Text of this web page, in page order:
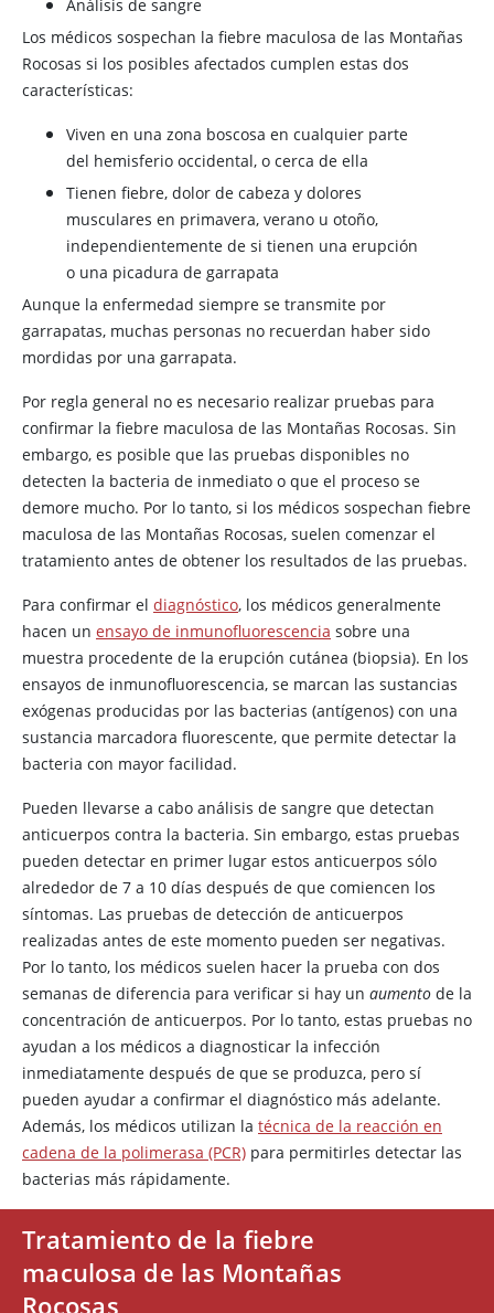
Análisis de sangre
Los médicos sospechan la fiebre maculosa de las Montañas
Rocosas si los posibles afectados cumplen estas dos
características:
Viven en una zona boscosa en cualquier parte
del hemisferio occidental, o cerca de ella
Tienen fiebre, dolor de cabeza y dolores
musculares en primavera, verano u otoño,
independientemente de si tienen una erupción
o una picadura de garrapata
Aunque la enfermedad siempre se transmite por
garrapatas, muchas personas no recuerdan haber sido
mordidas por una garrapata.
Por regla general no es necesario realizar pruebas para
confirmar la fiebre maculosa de las Montañas Rocosas. Sin
embargo, es posible que las pruebas disponibles no
detecten la bacteria de inmediato o que el proceso se
demore mucho. Por lo tanto, si los médicos sospechan fiebre
maculosa de las Montañas Rocosas, suelen comenzar el
tratamiento antes de obtener los resultados de las pruebas.
Para confirmar el diagnóstico, los médicos generalmente
hacen un ensayo de inmunofluorescencia sobre una
muestra procedente de la erupción cutánea (biopsia). En los
ensayos de inmunofluorescencia, se marcan las sustancias
exógenas producidas por las bacterias (antígenos) con una
sustancia marcadora fluorescente, que permite detectar la
bacteria con mayor facilidad.
Pueden llevarse a cabo análisis de sangre que detectan
anticuerpos contra la bacteria. Sin embargo, estas pruebas
pueden detectar en primer lugar estos anticuerpos sólo
alrededor de 7 a 10 días después de que comiencen los
síntomas. Las pruebas de detección de anticuerpos
realizadas antes de este momento pueden ser negativas.
Por lo tanto, los médicos suelen hacer la prueba con dos
semanas de diferencia para verificar si hay un aumento de la
concentración de anticuerpos. Por lo tanto, estas pruebas no
ayudan a los médicos a diagnosticar la infección
inmediatamente después de que se produzca, pero sí
pueden ayudar a confirmar el diagnóstico más adelante.
Además, los médicos utilizan la técnica de la reacción en
cadena de la polimerasa (PCR) para permitirles detectar las
bacterias más rápidamente.
Tratamiento de la fiebre
maculosa de las Montañas
Rocosas